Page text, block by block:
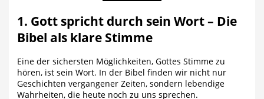
1. Gott spricht durch sein Wort – Die
Bibel als klare Stimme
Eine der sichersten Möglichkeiten, Gottes Stimme zu
hören, ist sein Wort. In der Bibel finden wir nicht nur
Geschichten vergangener Zeiten, sondern lebendige
Wahrheiten, die heute noch zu uns sprechen.